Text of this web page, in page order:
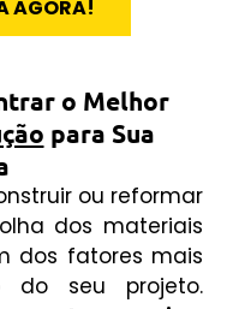
AGORA!
o Melhor
para Sua
ou reformar
dos materiais
dos fatores mais
do seu projeto.